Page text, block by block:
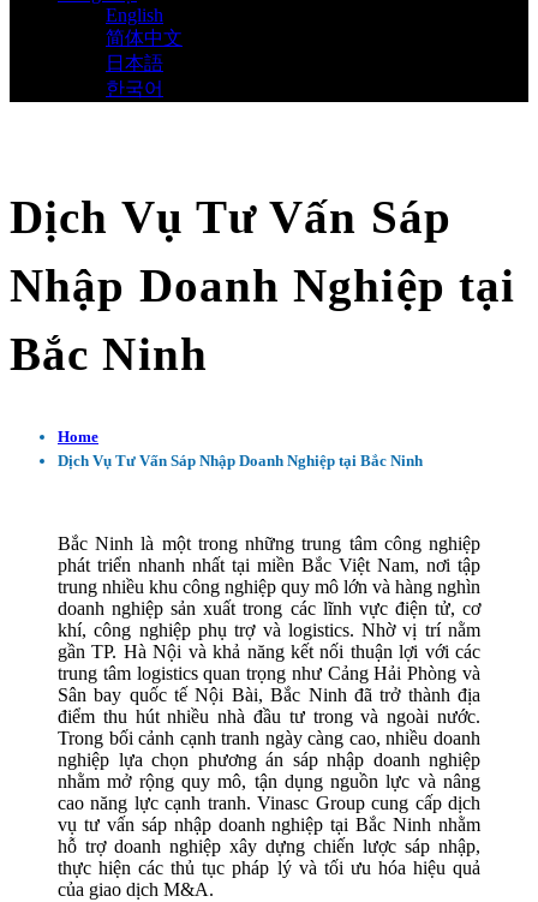
English
简体中文
日本語
한국어
Dịch Vụ Tư Vấn Sáp
Nhập Doanh Nghiệp tại
Bắc Ninh
Home
Dịch Vụ Tư Vấn Sáp Nhập Doanh Nghiệp tại Bắc Ninh
Bắc Ninh là một trong những trung tâm công nghiệp
phát triển nhanh nhất tại miền Bắc Việt Nam, nơi tập
trung nhiều khu công nghiệp quy mô lớn và hàng nghìn
doanh nghiệp sản xuất trong các lĩnh vực điện tử, cơ
khí, công nghiệp phụ trợ và logistics. Nhờ vị trí nằm
gần TP. Hà Nội và khả năng kết nối thuận lợi với các
trung tâm logistics quan trọng như Cảng Hải Phòng và
Sân bay quốc tế Nội Bài, Bắc Ninh đã trở thành địa
điểm thu hút nhiều nhà đầu tư trong và ngoài nước.
Trong bối cảnh cạnh tranh ngày càng cao, nhiều doanh
nghiệp lựa chọn phương án sáp nhập doanh nghiệp
nhằm mở rộng quy mô, tận dụng nguồn lực và nâng
cao năng lực cạnh tranh. Vinasc Group cung cấp dịch
vụ tư vấn sáp nhập doanh nghiệp tại Bắc Ninh nhằm
hỗ trợ doanh nghiệp xây dựng chiến lược sáp nhập,
thực hiện các thủ tục pháp lý và tối ưu hóa hiệu quả
của giao dịch M&A.